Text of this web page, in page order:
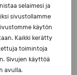
selaimesi ja
sivustollamme
käytön
Kaikki kerätty
toimintoja
Sivujen käyttöä
avulla.
ja